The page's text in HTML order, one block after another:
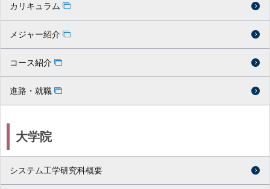
カリキュラム
メジャー紹介
コース紹介
進路・就職
大学院
システム工学研究科概要